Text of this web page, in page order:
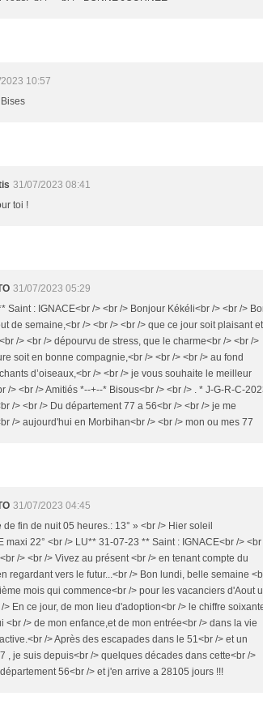
10:57
31/07/2023 08:41
toi !
31/07/2023 05:29
Saint : IGNACE<br /> <br /> Bonjour Kékéli<br /> <br />
de semaine,<br /> <br /> <br /> que ce jour soit plaisant et
/> <br /> dépourvu de stress, que le charme<br /> <br />
soit en bonne compagnie,<br /> <br /> <br /> au fond
d’oiseaux,<br /> <br /> je vous souhaite le meilleur
/> <br /> Amitiés *--+--* Bisous<br /> <br /> . * J-G-R-C-
/> <br /> Du département 77 a 56<br /> <br /> je me
/> aujourd'hui en Morbihan<br /> <br /> mon ou mes 77
31/07/2023 04:45
de fin de nuit 05 heures.: 13° » <br /> Hier soleil
maxi 22° <br /> LU** 31-07-23 ** Saint : IGNACE<br /> <br
/> <br /> Vivez au présent <br /> en tenant compte du
regardant vers le futur...<br /> Bon lundi, belle semaine
mois qui commence<br /> pour les vacanciers d'Aout
> En ce jour, de mon lieu d'adoption<br /> le chiffre
<br /> de mon enfance,et de mon entrée<br /> dans la vie
/> Après des escapades dans le 51<br /> et un
, je suis depuis<br /> quelques décades dans cette<br />
56<br /> et j'en arrive a 28105 jours !!!